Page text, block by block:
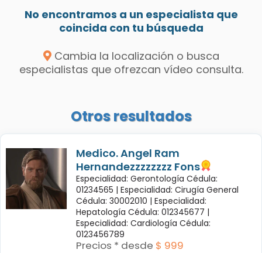
No encontramos a un especialista que
coincida con tu búsqueda
Cambia la localización o busca
especialistas que ofrezcan vídeo consulta.
Otros resultados
Medico. Angel Ram
Hernandezzzzzzzz Fons
Especialidad: Gerontología Cédula:
01234565 | Especialidad: Cirugía General
Cédula: 30002010 | Especialidad:
Hepatología Cédula: 012345677 |
Especialidad: Cardiología Cédula:
0123456789
Precios * desde $ 999